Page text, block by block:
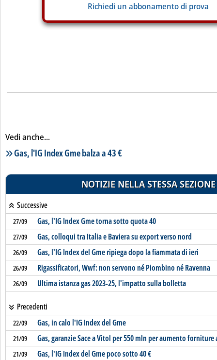
Richiedi un abbonamento di prova
Vedi anche...
Lista notizie correlate
Gas, l'IG Index Gme balza a 43 €
NOTIZIE NELLA STESSA SEZIONE
Successive
27/09 Gas, l'IG Index Gme torna sotto quota 40
27/09 Gas, colloqui tra Italia e Baviera su export verso nord
26/09 Gas, l'IG Index del Gme ripiega dopo la fiammata di ieri
26/09 Rigassificatori, Wwf: non servono né Piombino né Ravenna
26/09 Ultima istanza gas 2023-25, l'impatto sulla bolletta
Precedenti
22/09 Gas, in calo l'IG Index del Gme
21/09 Gas, garanzie Sace a Vitol per 550 mln per aumento
21/09 Gas, l'IG Index del Gme poco sotto 40 €